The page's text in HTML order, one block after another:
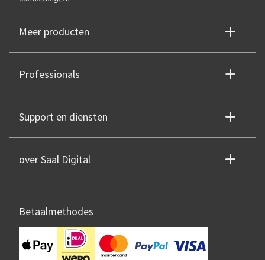
Meer producten
Professionals
Support en diensten
over Saal Digital
Betaalmethodes